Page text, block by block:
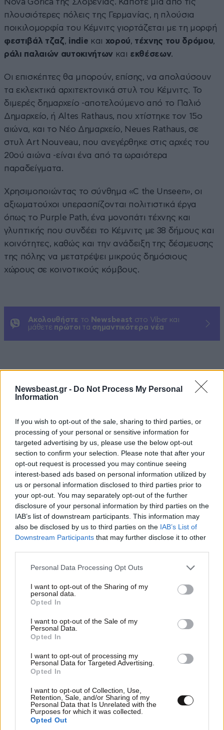
Newsbeast.gr - Do Not Process My Personal
Information
If you wish to opt-out of the sale, sharing to third parties, or
processing of your personal or sensitive information for
targeted advertising by us, please use the below opt-out
section to confirm your selection. Please note that after your
opt-out request is processed you may continue seeing
interest-based ads based on personal information utilized by
us or personal information disclosed to third parties prior to
your opt-out. You may separately opt-out of the further
disclosure of your personal information by third parties on the
IAB’s list of downstream participants. This information may
also be disclosed by us to third parties on the IAB’s List of
Downstream Participants that may further disclose it to other
Please note that this website/app uses one or more Google
not limited to your visit or usage behaviour. You may click to
grant or deny consent to Google and its third-party tags to
use your data for below specified purposes in below Google
consent section.
Personal Data Processing Opt Outs
I want to opt-out of the Sharing of my
personal data.
Opted In
I want to opt-out of the Sale of my
Personal Data.
Opted In
I want to opt-out of processing my
Personal Data for Targeted Advertising.
Opted In
I want to opt-out of Collection, Use,
Retention, Sale, and/or Sharing of my
Personal Data that Is Unrelated with the
Purposes for which it was collected.
Opted Out
Nova Gorica της Σλοβενίας. Κάποτε μια από τις
πλουσιότερες πόλεις της Γερμανίας, η πλούσια
ποικιλομορφία του Κέμνιτς γιορτάζεται με τη μορφή
φεστιβάλ τζαζ, indie και χορού, τέχνης του δρόμου,
ράλι παλαιών αυτοκινήτωνκαι εκθέσεων.
Οι επισκέπτες θα μπορούν, επίσης, να απολαύσουν
τα εκλεκτικά αρχιτεκτονικά στυλ του Κέμνιτς. Το
διμερές δημαρχείο -αποτελούμενο από το Παλιό
Δημαρχείο, ή Altes Rathaus, που χτίστηκε τον 15ο
αιώνα, και το Νέο Δημαρχείο, Neues Rathaus, σε
στυλ Art Nouveau, που ανεγέρθηκε στις αρχές του
20ού αιώνα -είναι ένα από τα ωραιότερα
παραδείγματα.
Χρησιμοποιώντας το σύνθημα «C the Unseen», οι
αξιωματούχοι υπερασπίζονται πολιτιστικά έργα
όπως το Purple Path, ένα μονοπάτι τέχνης και
γλυπτικής που συνδέει το Κέμνιτς με 38 δήμους και
κοινότητες, καθώς και την ανάδειξη της δέσμευσης
της πόλης να μετατρέψει μικρούς δημόσιους
χώρους σε κοινοτικούς κόμβους.
Ακολουθήστε το Newsbeast στο Viber και
μάθετε πρώτοι τα σημαντικότερα νέα
ΠΕΡΙΣΣΟΤΕΡΑ ΑΠΟ TO ΤΑΞΙΔΙ
MINOAN LINES: Ταξιδεύουμε στη Μήλο με
εκπτώσεις έως 50%